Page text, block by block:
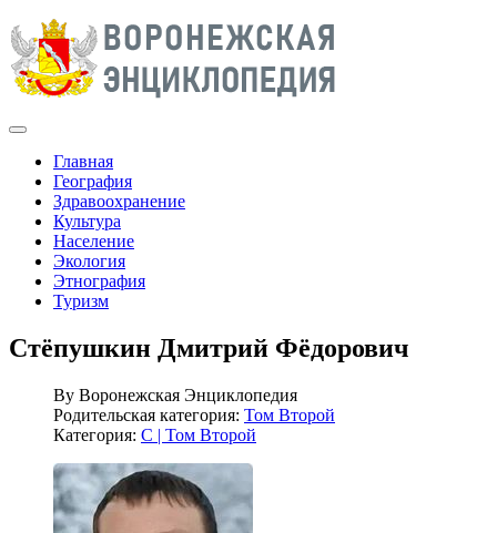
Главная
География
Здравоохранение
Культура
Население
Экология
Этнография
Туризм
Стёпушкин Дмитрий Фёдорович
By Воронежская Энциклопедия
Родительская категория: Том Второй
Категория: С | Том Второй